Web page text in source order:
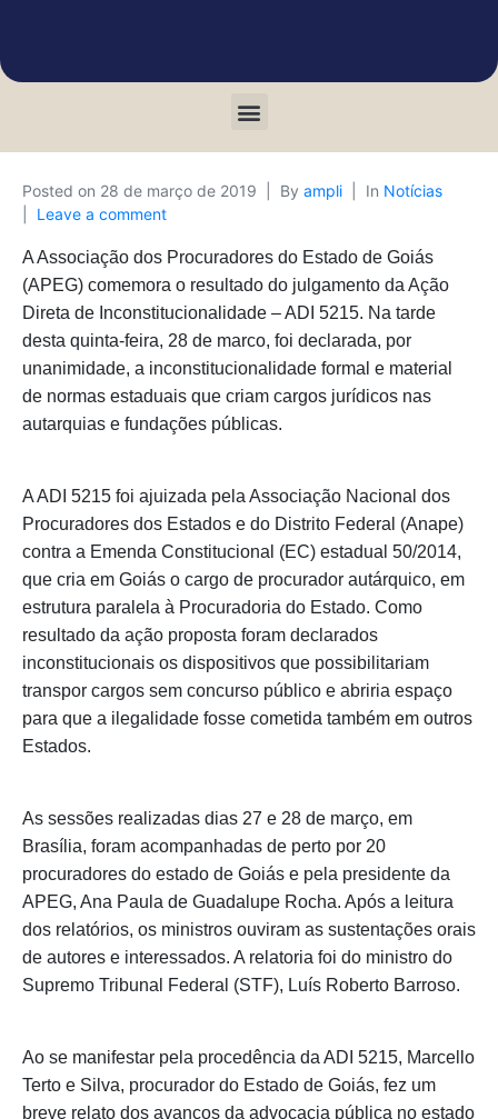
Posted on 28 de março de 2019 By ampli In Notícias
Leave a comment
A Associação dos Procuradores do Estado de Goiás
(APEG) comemora o resultado do julgamento da Ação
Direta de Inconstitucionalidade – ADI 5215. Na tarde
desta quinta-feira, 28 de marco, foi declarada, por
unanimidade, a inconstitucionalidade formal e material
de normas estaduais que criam cargos jurídicos nas
autarquias e fundações públicas.
A ADI 5215 foi ajuizada pela Associação Nacional dos
Procuradores dos Estados e do Distrito Federal (Anape)
contra a Emenda Constitucional (EC) estadual 50/2014,
que cria em Goiás o cargo de procurador autárquico, em
estrutura paralela à Procuradoria do Estado. Como
resultado da ação proposta foram declarados
inconstitucionais os dispositivos que possibilitariam
transpor cargos sem concurso público e abriria espaço
para que a ilegalidade fosse cometida também em outros
Estados.
As sessões realizadas dias 27 e 28 de março, em
Brasília, foram acompanhadas de perto por 20
procuradores do estado de Goiás e pela presidente da
APEG, Ana Paula de Guadalupe Rocha. Após a leitura
dos relatórios, os ministros ouviram as sustentações orais
de autores e interessados. A relatoria foi do ministro do
Supremo Tribunal Federal (STF), Luís Roberto Barroso.
Ao se manifestar pela procedência da ADI 5215, Marcello
Terto e Silva, procurador do Estado de Goiás, fez um
breve relato dos avanços da advocacia pública no estado